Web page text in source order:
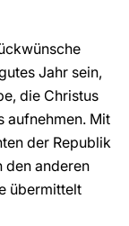
Jahr sein,
die Christus
aufnehmen. Mit
der Republik
den anderen
übermittelt